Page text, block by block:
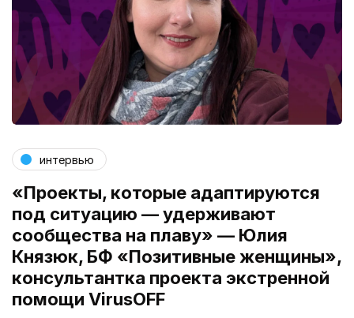
интервью
«Проекты, которые адаптируются
под ситуацию — удерживают
сообщества на плаву» — Юлия
Князюк, БФ «Позитивные женщины»,
консультантка проекта экстренной
помощи VirusOFF